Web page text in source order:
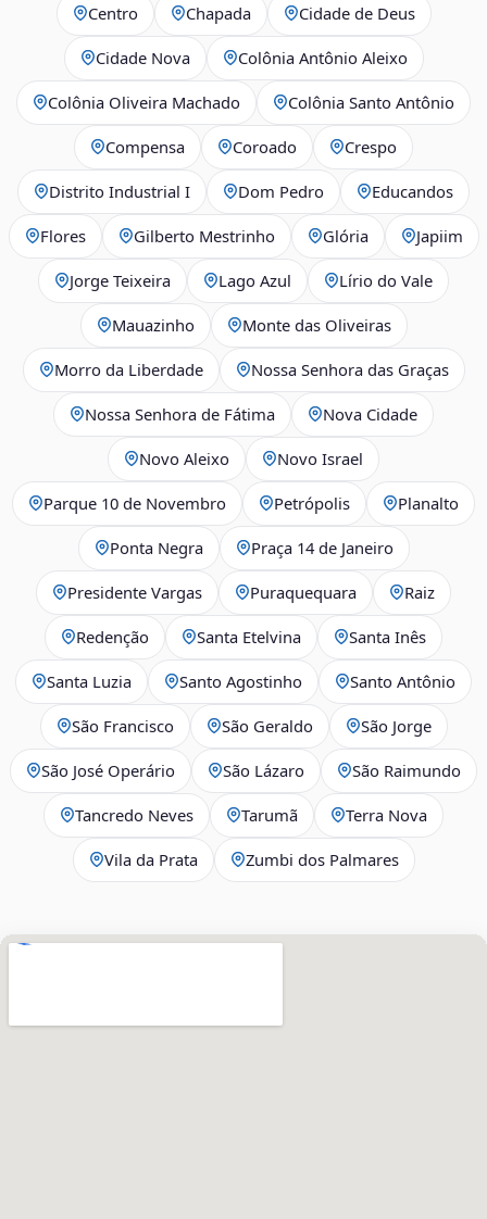
Centro Chapada Cidade de Deus
Cidade Nova Colônia Antônio Aleixo
Colônia Oliveira Machado Colônia Santo Antônio
Compensa Coroado Crespo
Distrito Industrial I Dom Pedro Educandos
Flores Gilberto Mestrinho Glória Japiim
Jorge Teixeira Lago Azul Lírio do Vale
Mauazinho Monte das Oliveiras
Morro da Liberdade Nossa Senhora das Graças
Nossa Senhora de Fátima Nova Cidade
Novo Aleixo Novo Israel
Parque 10 de Novembro Petrópolis Planalto
Ponta Negra Praça 14 de Janeiro
Presidente Vargas Puraquequara Raiz
Redenção Santa Etelvina Santa Inês
Santa Luzia Santo Agostinho Santo Antônio
São Francisco São Geraldo São Jorge
São José Operário São Lázaro São Raimundo
Tancredo Neves Tarumã Terra Nova
Vila da Prata Zumbi dos Palmares